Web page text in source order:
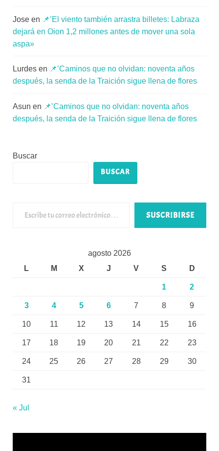
Jose en 📌’El viento también arrastra billetes: Labraza
dejará en Oion 1,2 millones antes de mover una sola
aspa»
Lurdes en 📌’Caminos que no olvidan: noventa años
después, la senda de la Traición sigue llena de flores
Asun en 📌’Caminos que no olvidan: noventa años
después, la senda de la Traición sigue llena de flores
Buscar
BUSCAR
SUSCRIBIRSE
agosto 2026
L
M X J V S D
1 2
3 4 5 6 7 8 9
10 11 12 13 14 15 16
17 18 19 20 21 22 23
24 25 26 27 28 29 30
31
« Jul